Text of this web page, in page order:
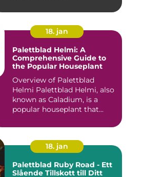
18. jan
Palettblad Helmi: A
Comprehensive Guide to
the Popular Houseplant
Overview of Palettblad
Helmi Palettblad Helmi, also
known as Caladium, is a
popular houseplant that...
18. jan
Palettblad Ruby Road - Ett
Slående Tillskott till Ditt